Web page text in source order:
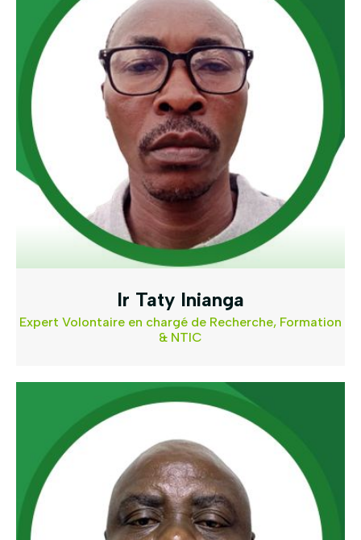
Ir Taty Inianga
Expert Volontaire en chargé de Recherche, Formation
& NTIC